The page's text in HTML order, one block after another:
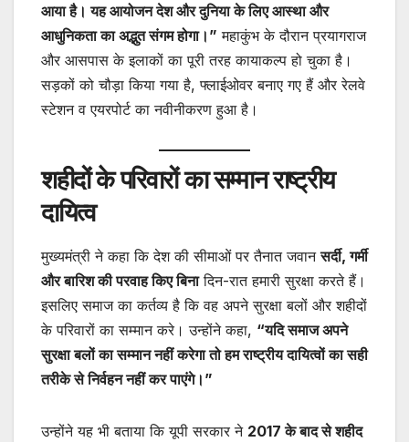
आया है। यह आयोजन देश और दुनिया के लिए आस्था और
आधुनिकता का अद्भुत संगम होगा।” महाकुंभ के दौरान प्रयागराज
और आसपास के इलाकों का पूरी तरह कायाकल्प हो चुका है।
सड़कों को चौड़ा किया गया है, फ्लाईओवर बनाए गए हैं और रेलवे
स्टेशन व एयरपोर्ट का नवीनीकरण हुआ है।
शहीदों के परिवारों का सम्मान राष्ट्रीय
दायित्व
मुख्यमंत्री ने कहा कि देश की सीमाओं पर तैनात जवानसर्दी, गर्मी
और बारिश की परवाह किए बिनादिन-रात हमारी सुरक्षा करते हैं।
इसलिए समाज का कर्तव्य है कि वह अपने सुरक्षा बलों और शहीदों
के परिवारों का सम्मान करे। उन्होंने कहा, “यदि समाज अपने
सुरक्षा बलों का सम्मान नहीं करेगा तो हम राष्ट्रीय दायित्वों का सही
तरीके से निर्वहन नहीं कर पाएंगे।”
उन्होंने यह भी बताया कि यूपी सरकार ने 2017 के बाद से शहीद